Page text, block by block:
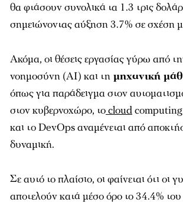
θα φτάσουν συνολικά τα 1.3 τρις
σημειώνοντας αύξηση 3.7% σε σχέση
Ακόμα, οι θέσεις εργασίας γύρω από
νοημοσύνη (AI) και τη μηχανική
όπως για παράδειγμα στον
στον κυβερνοχώρο, τοcloud
και τo DevOps αναμένεται από
δυναμική.
Σε αυτό το πλαίσιο, οι φαίνεται ότι οι
αποτελούν κατά μέσο όρο το 34.4% του